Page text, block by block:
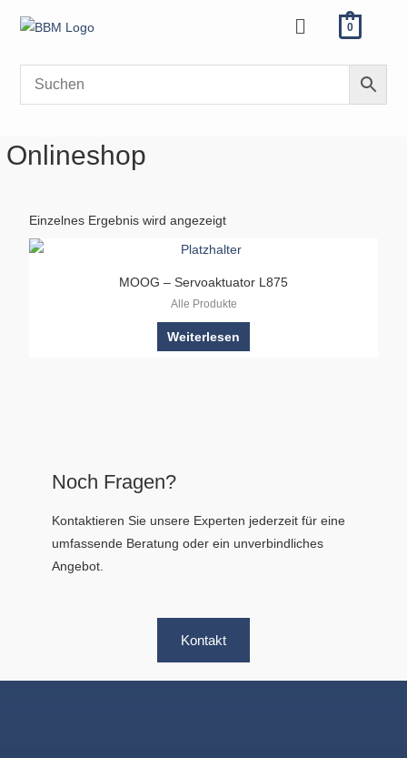
Inhalt
Menü 0
Onlineshop
Einzelnes Ergebnis wird angezeigt
MOOG – Servoaktuator L875
Alle Produkte
Weiterlesen
Noch Fragen?
Kontaktieren Sie unsere Experten jederzeit für eine
umfassende Beratung oder ein unverbindliches
Angebot.
Kontakt